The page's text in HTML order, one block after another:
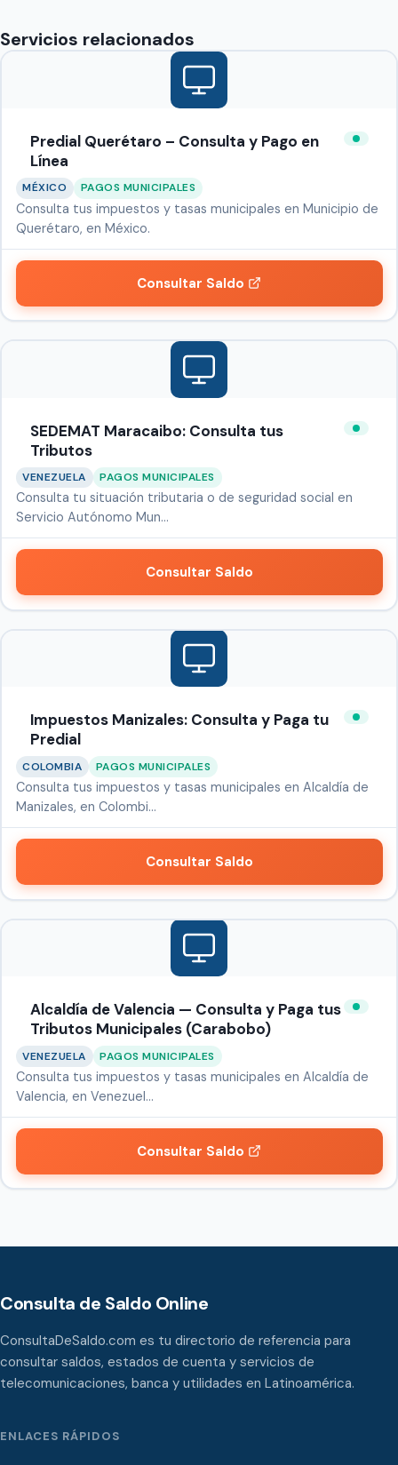
Servicios relacionados
Predial Querétaro – Consulta y Pago en
Línea
MÉXICO PAGOS MUNICIPALES
Consulta tus impuestos y tasas municipales en Municipio de
Querétaro, en México.
Consultar Saldo
SEDEMAT Maracaibo: Consulta tus
Tributos
VENEZUELA PAGOS MUNICIPALES
Consulta tu situación tributaria o de seguridad social en
Servicio Autónomo Mun…
Consultar Saldo
Impuestos Manizales: Consulta y Paga tu
Predial
COLOMBIA PAGOS MUNICIPALES
Consulta tus impuestos y tasas municipales en Alcaldía de
Manizales, en Colombi…
Consultar Saldo
Alcaldía de Valencia — Consulta y Paga tus
Tributos Municipales (Carabobo)
VENEZUELA PAGOS MUNICIPALES
Consulta tus impuestos y tasas municipales en Alcaldía de
Valencia, en Venezuel…
Consultar Saldo
Consulta de Saldo Online
ConsultaDeSaldo.com es tu directorio de referencia para
consultar saldos, estados de cuenta y servicios de
telecomunicaciones, banca y utilidades en Latinoamérica.
ENLACES RÁPIDOS